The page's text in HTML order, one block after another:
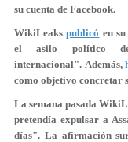
su cuenta de Facebook.
WikiLeakspublicó en
el asilo político
internacional". Además,
como objetivo concretar
La semana pasada
pretendía expulsar a
días". La afirmación